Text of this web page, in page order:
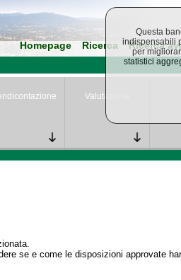
Homepage Ricerca Ricerca
Valutazione
se e come le disposizioni approvate
Questa
indispensabili
per
statistici